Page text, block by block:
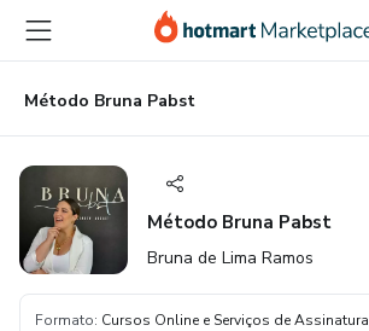
para
conteúdo
principal
para
pagamento
para
rodapéMétodo Bruna Pabst
Método Bruna Pabst
Bruna de Lima Ramos
Formato: Cursos Online e Serviços de Assinatura